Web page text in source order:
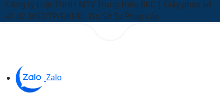
Công ty Luật TNHH MTV Trung Hiếu BKC | Giấy phép số
41.02.3697/TP/ĐKHĐ - Do Sở Tư Pháp cấp
Zalo